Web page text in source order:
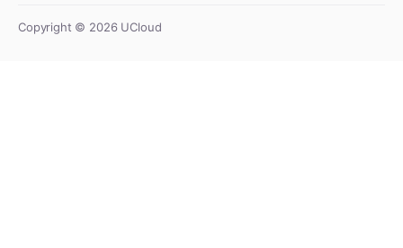
Copyright © 2026UCloud